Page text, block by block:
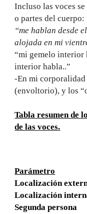
Incluso las voces
o partes del cuerpo:
“me hablan desde
alojada en mi
“mi gemelo interior
interior habla..”
-En mi
(envoltorio), y los
Tabla resumen de
de las voces.
Parámetro
Localización
Localización
Segunda persona